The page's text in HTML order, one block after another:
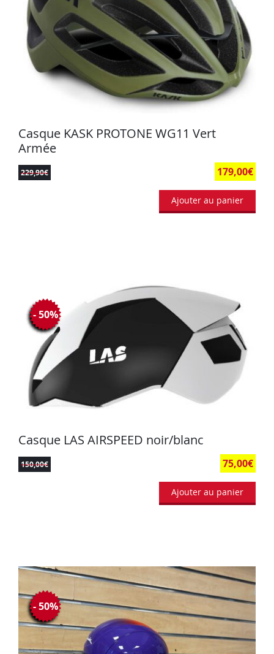
Casque KASK PROTONE WG11 Vert
Armée
229,90€ 179,00€
Ajouter au panier
Casque LAS AIRSPEED noir/blanc
150,00€ 75,00€
- 50%
Ajouter au panier
- 50%